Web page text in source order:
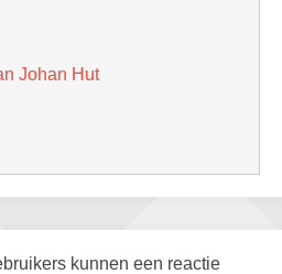
Johan Hut
kunnen een reactie